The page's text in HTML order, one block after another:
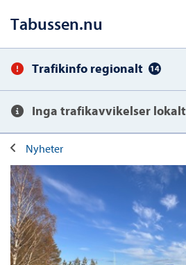
Tabussen.nu
Trafikinfo regionalt 14
Inga trafikavvikelser lokalt
Nyheter